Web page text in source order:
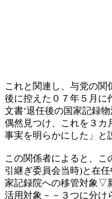
これと関連し、与党の関
後に控えた０７年５月に
文書‘退任後の国家記録
偶然見つけ、これを３カ
事実を明らかにした」と
この関係者によると、こ
引継ぎ委員会当時)と在
家記録院への移管対象▽
活用対象－－３つに分け